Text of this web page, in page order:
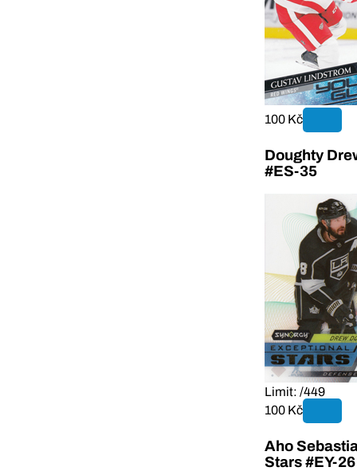
100 Kč
Doughty
#ES-35
Limit: /449
100 Kč
Aho
Stars #EY-26